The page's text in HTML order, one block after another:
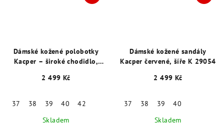
Dámské kožené polobotky
Kacper – široké chodidlo,
2 499 Kč
37 38 39 40
42
Skladem
Dámské kožené sandály
Kacper červené, šíře K 29054
2 499 Kč
37 38 39
40
Skladem